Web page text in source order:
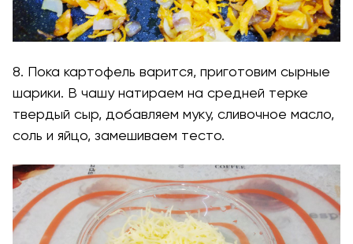
8. Пока картофель варится, приготовим сырные
шарики. В чашу натираем на средней терке
твердый сыр, добавляем муку, сливочное масло,
соль и яйцо, замешиваем тесто.